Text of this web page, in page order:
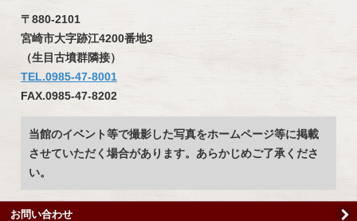
〒880-2101
宮崎市大字跡江4200番地3
（生目古墳群隣接）
TEL.0985-47-8001
FAX.0985-47-8202
当館のイベント等で撮影した写真をホームページ等に掲載
させていただく場合があります。あらかじめご了承くださ
い。
お問い合わせ